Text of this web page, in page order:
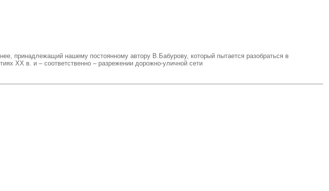
принадлежащий нашему постоянному автору В.Бабурову, который пытается разобраться в
ХХ в. и – соответственно – разрежении дорожно-уличной сети